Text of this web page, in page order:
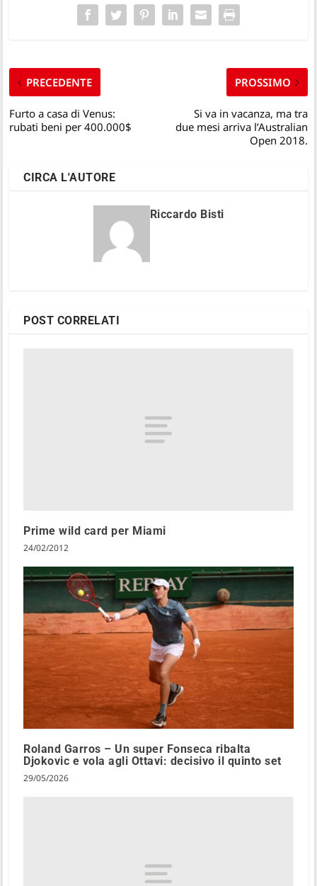
PRECEDENTE
Furto a casa di Venus:
rubati beni per 400.000$
PROSSIMO
Si va in vacanza, ma tra
due mesi arriva l’Australian
Open 2018.
CIRCA L'AUTORE
Riccardo Bisti
POST CORRELATI
Prime wild card per Miami
24/02/2012
Roland Garros – Un super Fonseca ribalta
Djokovic e vola agli Ottavi: decisivo il quinto set
29/05/2026